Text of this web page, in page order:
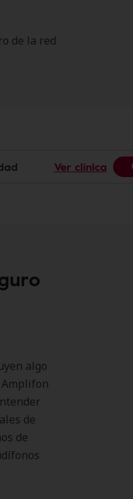
de la red
Ver clínica
algo
de
de